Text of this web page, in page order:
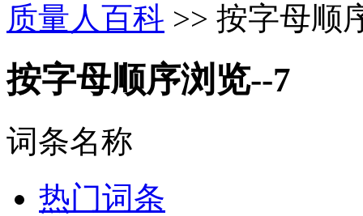
质量人百科 >> 按字母顺
按字母顺序浏览--7
词条名称
热门词条